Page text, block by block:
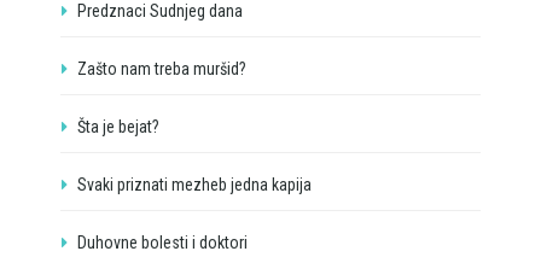
Predznaci Sudnjeg dana
Zašto nam treba muršid?
Šta je bejat?
Svaki priznati mezheb jedna kapija
Duhovne bolesti i doktori